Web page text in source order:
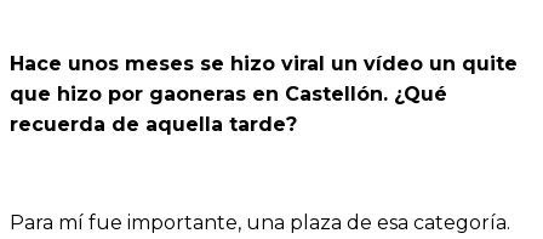
Hace unos meses se hizo viral un vídeo un quite
que hizo por gaoneras en Castellón. ¿Qué
recuerda de aquella tarde?
Para mí fue importante, una plaza de esa categoría.